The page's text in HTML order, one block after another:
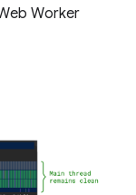
Worker